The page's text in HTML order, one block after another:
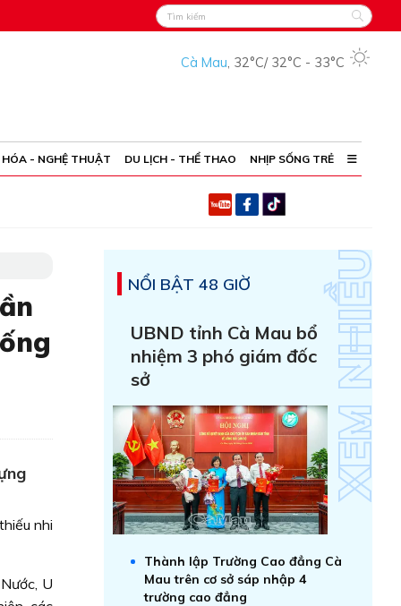
Cà Mau, 32°C/ 32°C - 33°C
- NGHỆ THUẬT DU LỊCH - THỂ THAO NHỊP SỐNG TRẺ
nhi
U
NỔI BẬT 48 GIỜ
UBND tỉnh Cà Mau bổ
nhiệm 3 phó giám đốc
sở
Thành lập Trường Cao đẳng Cà
Mau trên cơ sở sáp nhập 4
trường cao đẳng